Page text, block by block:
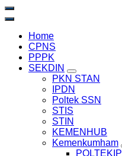
Home
CPNS
PPPK
SEKDIN
PKN STAN
IPDN
Poltek SSN
STIS
STIN
KEMENHUB
Kemenkumham
POLTEKIP